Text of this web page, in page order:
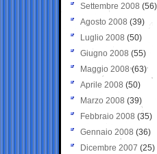
Settembre 2008 (56)
Agosto 2008 (39)
Luglio 2008 (50)
Giugno 2008 (55)
Maggio 2008(63)
Aprile 2008 (50)
Marzo 2008 (39)
Febbraio 2008 (35)
Gennaio 2008 (36)
Dicembre 2007 (25)